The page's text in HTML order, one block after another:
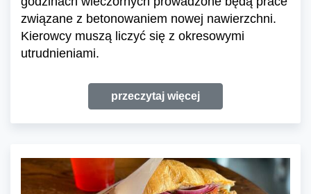
związane z betonowaniem nowej nawierzchni.
Kierowcy muszą liczyć się z okresowymi
utrudnieniami.
przeczytaj więcej